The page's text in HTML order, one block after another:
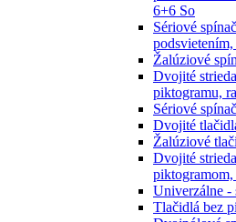
6+6 So
Sériové
Žalúziové
Dvojité
piktogramu,
Sériové
Dvojité
Žalúziové
Dvojité
Univerzálne -
Tlačidlá bez